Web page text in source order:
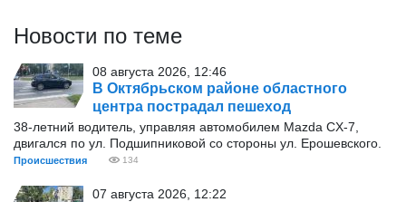
Новости по теме
08 августа 2026, 12:46
В Октябрьском районе областного
центра пострадал пешеход
38-летний водитель, управляя автомобилем Mazda CX-7,
двигался по ул. Подшипниковой со стороны ул. Ерошевского.
Происшествия 134
07 августа 2026, 12:22